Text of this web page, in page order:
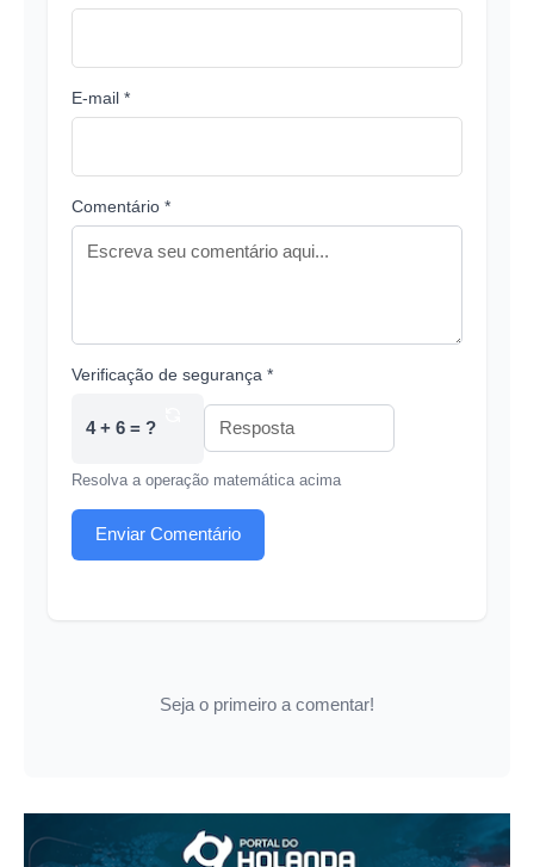
E-mail *
Comentário *
Verificação de segurança *
4 + 6 = ?
Resolva a operação matemática acima
Enviar Comentário
Seja o primeiro a comentar!